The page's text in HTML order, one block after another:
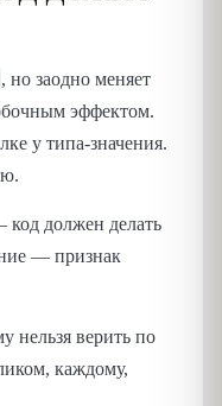
, но заодно меняет
эффектом.
у типа-значения.
должен делать
— признак
нельзя верить по
каждому,